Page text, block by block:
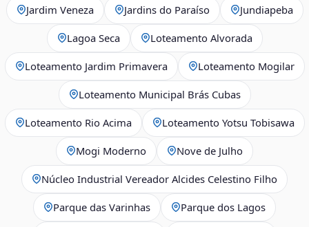
Jardim Veneza Jardins do Paraíso Jundiapeba
Lagoa Seca Loteamento Alvorada
Loteamento Jardim Primavera Loteamento Mogilar
Loteamento Municipal Brás Cubas
Loteamento Rio Acima Loteamento Yotsu Tobisawa
Mogi Moderno Nove de Julho
Núcleo Industrial Vereador Alcides Celestino Filho
Parque das Varinhas Parque dos Lagos